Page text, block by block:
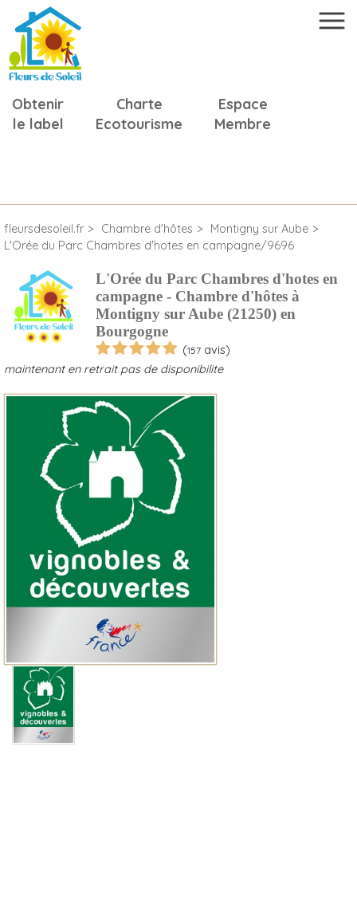
Obtenir
le label
Charte
Ecotourisme
Espace
Membre
fleursdesoleil.fr Chambre d'hôtes
Montigny sur Aube
L'Orée du Parc Chambres d'hotes en campagne/9696
L'Orée du Parc Chambres d'hotes en
campagne - Chambre d'hôtes à
Montigny sur Aube (21250) en
Bourgogne
(157 avis)
maintenant en retrait pas de disponibilite